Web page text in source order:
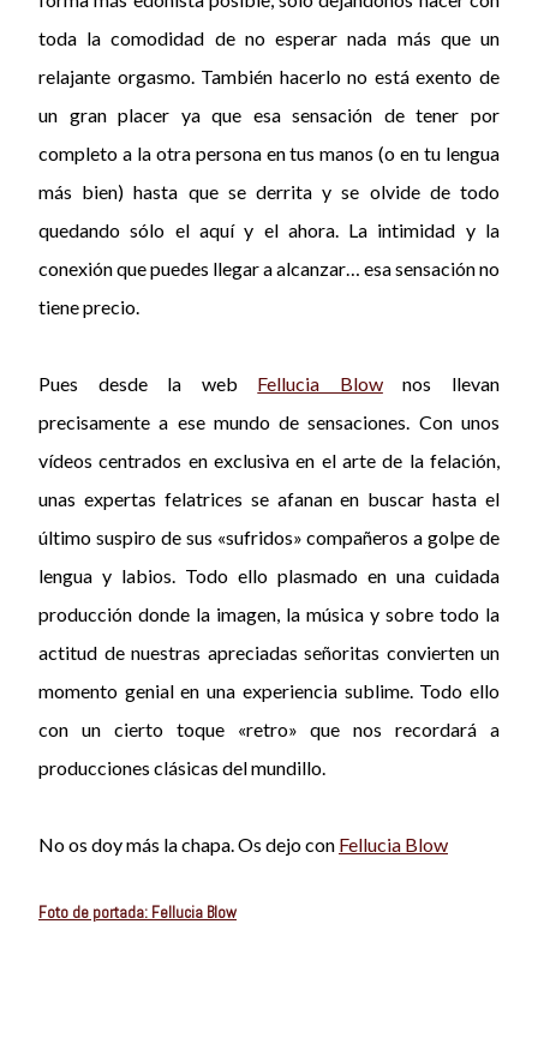
toda la comodidad de no esperar nada más que un
relajante orgasmo. También hacerlo no está exento de
un gran placer ya que esa sensación de tener por
completo a la otra persona en tus manos (o en tu lengua
más bien) hasta que se derrita y se olvide de todo
quedando sólo el aquí y el ahora. La intimidad y la
conexión que puedes llegar a alcanzar… esa sensación no
tiene precio.
Pues desde la web Fellucia Blownos llevan
precisamente a ese mundo de sensaciones. Con unos
vídeos centrados en exclusiva en el arte de la felación,
unas expertas felatrices se afanan en buscar hasta el
último suspiro de sus «sufridos» compañeros a golpe de
lengua y labios. Todo ello plasmado en una cuidada
producción donde la imagen, la música y sobre todo la
actitud de nuestras apreciadas señoritas convierten un
momento genial en una experiencia sublime. Todo ello
con un cierto toque «retro» que nos recordará a
producciones clásicas del mundillo.
No os doy más la chapa. Os dejo con Fellucia Blow
Foto de portada: Fellucia Blow